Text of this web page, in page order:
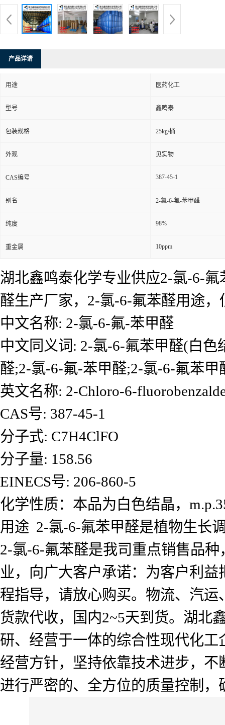
产品详请
用途 医药化工
型号 鑫鸣泰
包装规格 25kg/桶
外观 见实物
CAS编号 387-45-1
别名 2-氯-6-氟-苯甲醛
纯度 98%
重金属 10ppm
湖北鑫鸣泰化学专业供应2-氯-6-
醛生产厂家，2-氯-6-氟苯醛用途
中文名称: 2-氯-6-氟-苯甲醛
中文同义词: 2-氯-6-氟苯甲醛(白
醛;2-氯-6-氟-苯甲醛;2-氯-6-氟苯
英文名称: 2-Chloro-6-
CAS号: 387-45-1
分子式: C7H4ClFO
分子量: 158.56
EINECS号: 206-860-5
化学性质：本品为白色结晶，
用途 2-氯-6-氟苯甲醛是植物生长
2-氯-6-氟苯醛是我司重点销售品
业，向广大客户承诺：为客户利
程指导，请放心购买。物流、汽
货款代收，国内2~5天到货。湖北
研、经营于一体的综合性现代化
经营方针，坚持依靠技术进步，
进行严密的、全方位的质量控制